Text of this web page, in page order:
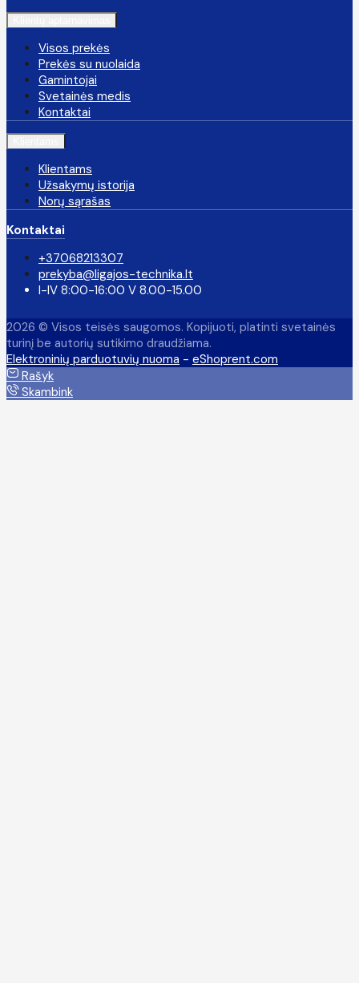
Visos prekės
Prekės su nuolaida
Gamintojai
Svetainės medis
Kontaktai
Klientams
Užsakymų istorija
Norų sąrašas
Kontaktai
+37068213307
prekyba@ligajos-technika.lt
I-IV 8:00-16:00 V 8.00-15.00
2026 © Visos teisės saugomos. Kopijuoti, platinti svetainės
turinį be autorių sutikimo draudžiama.
Elektroninių parduotuvių nuoma - eShoprent.com
Rašyk
Skambink